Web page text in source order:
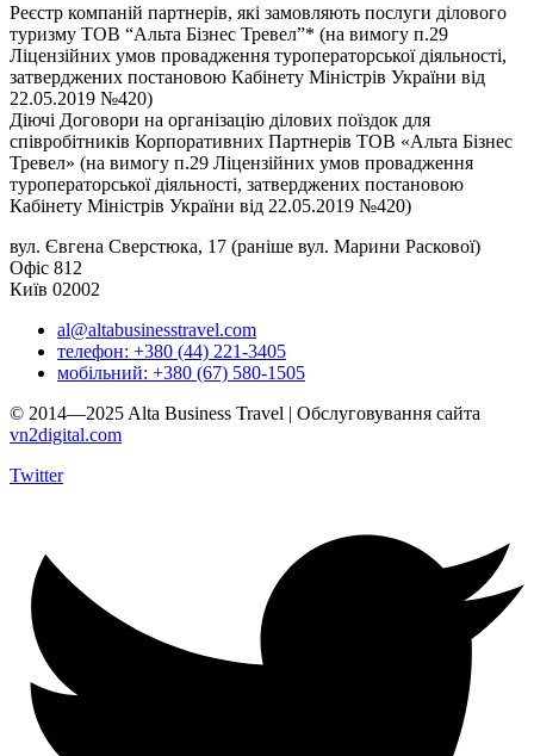
Реєстр компаній партнерів, які замовляють послуги ділового
туризму ТОВ “Альта Бізнес Тревел”* (на вимогу п.29
Ліцензійних умов провадження туроператорської діяльності,
затверджених постановою Кабінету Міністрів України від
22.05.2019 №420)
Діючі Договори на організацію ділових поїздок для
співробітників Корпоративних Партнерів ТОВ «Альта Бізнес
Тревел» (на вимогу п.29 Ліцензійних умов провадження
туроператорської діяльності, затверджених постановою
Кабінету Міністрів України від 22.05.2019 №420)
вул. Євгена Сверстюка, 17 (раніше вул. Марини Раскової)
Офіс 812
Київ 02002
al@altabusinesstravel.com
телефон: +380 (44) 221-3405
мобільний: +380 (67) 580-1505
© 2014—2025 Alta Business Travel | Обслуговування сайта
vn2digital.com
Twitter